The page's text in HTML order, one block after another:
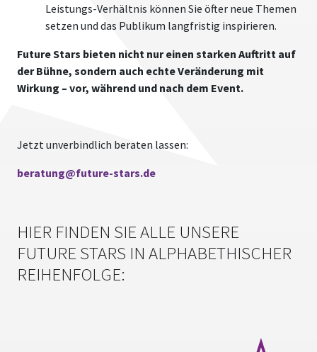
Leistungs-Verhältnis können Sie öfter neue Themen
setzen und das Publikum langfristig inspirieren.
Future Stars bieten nicht nur einen starken Auftritt auf
der Bühne, sondern auch echte Veränderung mit
Wirkung – vor, während und nach dem Event.
Jetzt unverbindlich beraten lassen:
beratung@future-stars.de
HIER FINDEN SIE ALLE UNSERE
FUTURE STARS IN ALPHABETHISCHER
REIHENFOLGE: